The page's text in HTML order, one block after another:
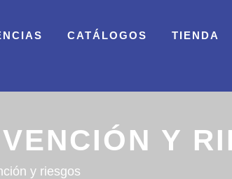
CATÁLOGOS TIENDA
Y
y riesgos